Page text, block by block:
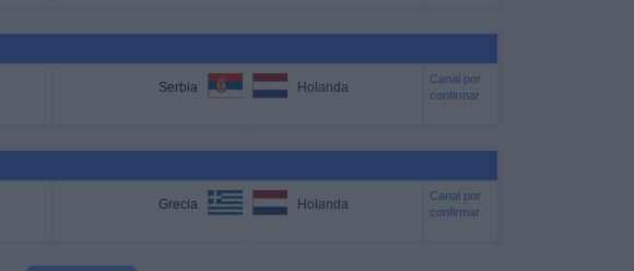
Serbia Holanda
Canal por
confirmar
Grecia Holanda
Canal por
confirmar